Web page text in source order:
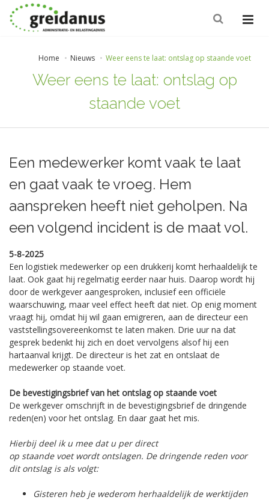
Home Nieuws Weer eens te laat: ontslag op staande voet
Weer eens te laat: ontslag op
staande voet
Een medewerker komt vaak te laat
en gaat vaak te vroeg. Hem
aanspreken heeft niet geholpen. Na
een volgend incident is de maat vol.
5-8-2025
Een logistiek medewerker op een drukkerij komt herhaaldelijk te
laat. Ook gaat hij regelmatig eerder naar huis. Daarop wordt hij
door de werkgever aangesproken, inclusief een officiële
waarschuwing, maar veel effect heeft dat niet. Op enig moment
vraagt hij, omdat hij wil gaan emigreren, aan de directeur een
vaststellingsovereenkomst te laten maken. Drie uur na dat
gesprek bedenkt hij zich en doet vervolgens alsof hij een
hartaanval krijgt. De directeur is het zat en ontslaat de
medewerker op staande voet.
De bevestigingsbrief van het ontslag op staande voet
De werkgever omschrijft in de bevestigingsbrief de dringende
reden(en) voor het ontslag. En daar gaat het mis.
Hierbij deel ik u mee dat u per direct
op staande voet wordt ontslagen. De dringende reden voor
dit ontslag is als volgt:
Gisteren heb je wederom herhaaldelijk de werktijden